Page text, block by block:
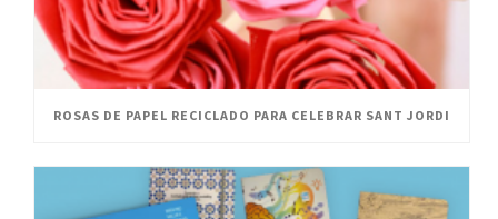
ROSAS DE PAPEL RECICLADO PARA CELEBRAR SANT JORDI